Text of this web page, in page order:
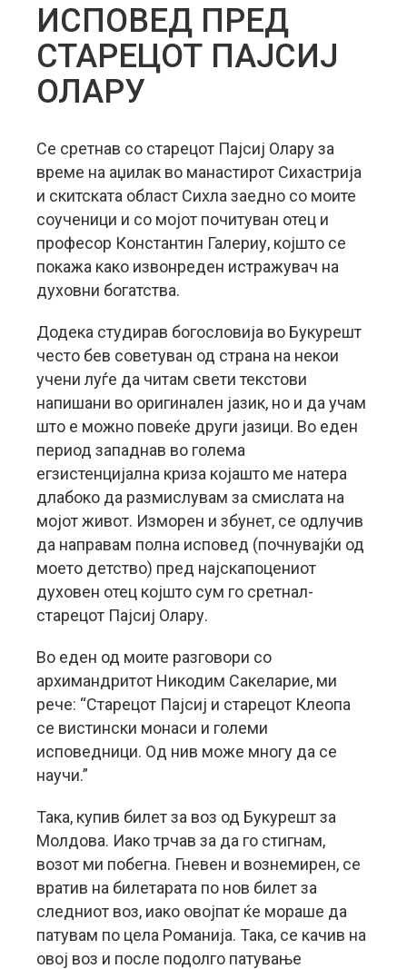
ИСПОВЕД ПРЕД
СТАРЕЦОТ ПАЈСИЈ
ОЛАРУ
Се сретнав со старецот Пајсиј Олару за
време на аџилак во манастирот Сихастрија
и скитската област Сихла заедно со моите
соученици и со мојот почитуван отец и
професор Константин Галериу, којшто се
покажа како извонреден истражувач на
духовни богатства.
Додека студирав богословија во Букурешт
често бев советуван од страна на некои
учени луѓе да читам свети текстови
напишани во оригинален јазик, но и да учам
што е можно повеќе други јазици. Во еден
период западнав во голема
егзистенцијална криза којашто ме натера
длабоко да размислувам за смислата на
мојот живот. Изморен и збунет, се одлучив
да направам полна исповед (почнувајќи од
моето детство) пред најскапоцениот
духовен отец којшто сум го сретнал-
старецот Пајсиј Олару.
Во еден од моите разговори со
архимандритот Никодим Сакеларие, ми
рече: “Старецот Пајсиј и старецот Клеопа
се вистински монаси и големи
исповедници. Од нив може многу да се
научи.”
Така, купив билет за воз од Букурешт за
Молдова. Иако трчав за да го стигнам,
возот ми побегна. Гневен и вознемирен, се
вратив на билетарата по нов билет за
следниот воз, иако овојпат ќе мораше да
патувам по цела Романија. Така, се качив на
овој воз и после подолго патување